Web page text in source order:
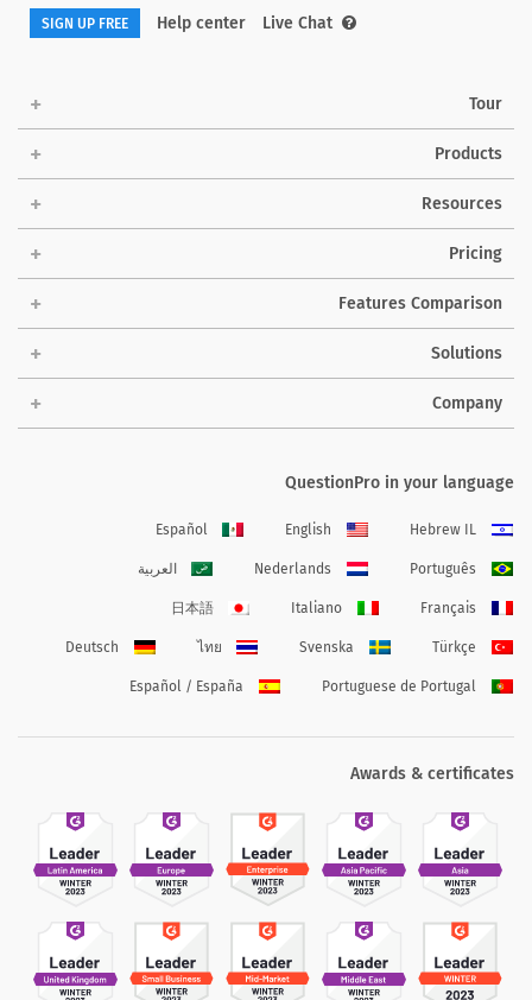
Help center Live Chat
SIGN UP FREE
Tour
Products
Resources
Pricing
Features Comparison
Solutions
Company
QuestionPro in your language
Hebrew IL
English
Español
Português
Nederlands العربية
Français
Italiano
日本語
Türkçe
Svenska
ไทย
Deutsch
Portuguese de Portugal
Español / España
Awards & certificates